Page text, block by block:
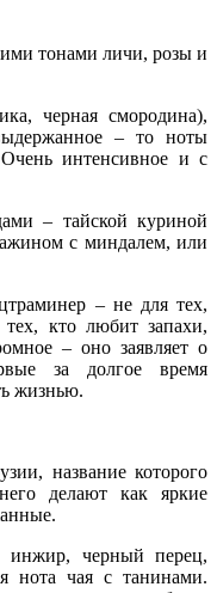
тонами личи, розы и
черная смородина),
– то ноты
интенсивное и с
– тайской куриной
с миндалем, или
– не для тех,
кто любит запахи,
– оно заявляет о
за долгое время
жизнью.
название которого
делают как яркие
инжир, черный перец,
нота чая с танинами.